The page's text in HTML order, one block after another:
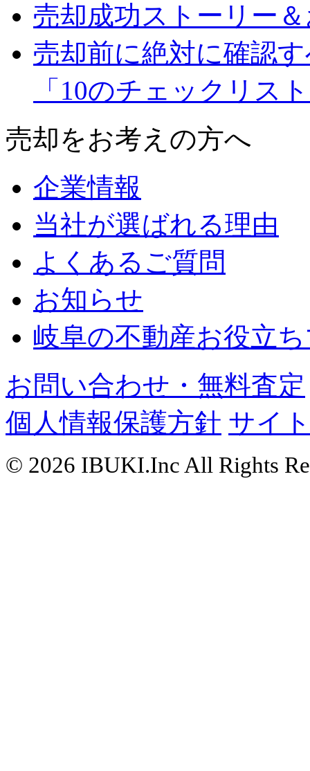
売却成功ストーリー
売却前に絶対に確認
「10のチェックリス
売却をお考えの方へ
企業情報
当社が選ばれる理由
よくあるご質問
お知らせ
岐阜の不動産お役立
お問い合わせ・無料査定
個人情報保護方針 サイ
© 2026 IBUKI.Inc All Rights